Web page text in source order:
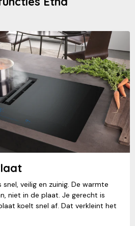
veilig en zuinig. De warmte
niet in de plaat. Je gerecht is
koelt snel af. Dat verkleint het